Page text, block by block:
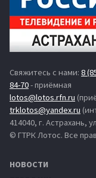
Свяжитесь с нами: 8
84-70- приёмная
lotos@lotos.rfn.ru
trklotos@yandex.ru
414040, г. Астрахань,
© ГТРК Лотос. Все
НОВОСТИ